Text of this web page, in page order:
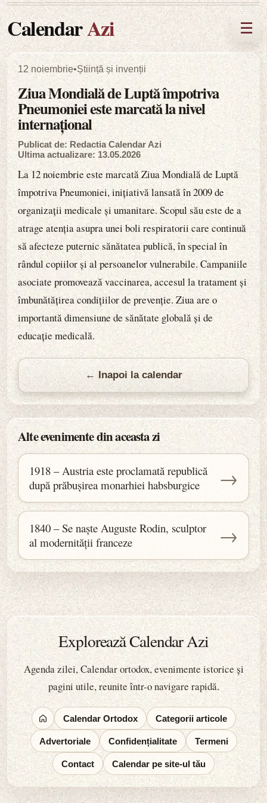
CalendarAzi ☰
12 noiembrie•Știință și invenții
Ziua Mondială de Luptă împotriva
Pneumoniei este marcată la nivel
internațional
Publicat de: Redactia Calendar Azi
Ultima actualizare: 13.05.2026
La 12 noiembrie este marcată Ziua Mondială de Luptă
împotriva Pneumoniei, inițiativă lansată în 2009 de
organizații medicale și umanitare. Scopul său este de a
atrage atenția asupra unei boli respiratorii care continuă
să afecteze puternic sănătatea publică, în special în
rândul copiilor și al persoanelor vulnerabile. Campaniile
asociate promovează vaccinarea, accesul la tratament și
îmbunătățirea condițiilor de prevenție. Ziua are o
importantă dimensiune de sănătate globală și de
educație medicală.
← Inapoi la calendar
Alte evenimente din aceasta zi
1918 – Austria este proclamată republică
după prăbușirea monarhiei habsburgice
→
1840 – Se naște Auguste Rodin, sculptor
al modernității franceze
→
Explorează Calendar Azi
Agenda zilei, Calendar ortodox, evenimente istorice și
pagini utile, reunite într-o navigare rapidă.
Calendar Ortodox Categorii articole
Advertoriale Confidențialitate Termeni
Contact Calendar pe site-ul tău